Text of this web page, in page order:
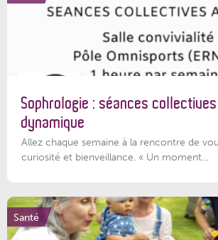
Sophrologie : séances
dynamique
Allez chaque semaine à la rencontre de
curiosité et bienveillance. « Un moment...
Santé